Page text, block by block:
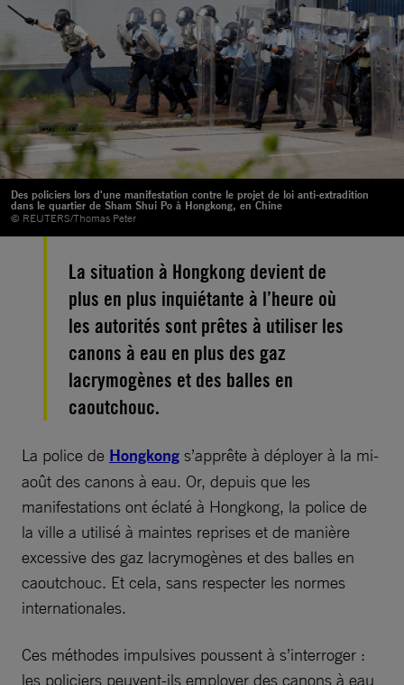
Des policiers lors d'une manifestation contre le projet de loi anti-extradition
dans le quartier de Sham Shui Po à Hongkong, en Chine
© REUTERS/Thomas Peter
La situation à Hongkong devient de
plus en plus inquiétante à l’heure où
les autorités sont prêtes à utiliser les
canons à eau en plus des gaz
lacrymogènes et des balles en
caoutchouc.
La police de Hongkong s’apprête à déployer à la mi-
août des canons à eau. Or, depuis que les
manifestations ont éclaté à Hongkong, la police de
la ville a utilisé à maintes reprises et de manière
excessive des gaz lacrymogènes et des balles en
caoutchouc. Et cela, sans respecter les normes
internationales.
Ces méthodes impulsives poussent à s’interroger :
les policiers peuvent-ils employer des canons à eau